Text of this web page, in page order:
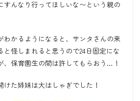
すんなり行ってほしいな〜という親の
わかるようになると、サンタさんの来
と怪しまれると思うので24日固定にな
、保育園生の間は許してもらおう…！
けた姉妹は大はしゃぎでした！